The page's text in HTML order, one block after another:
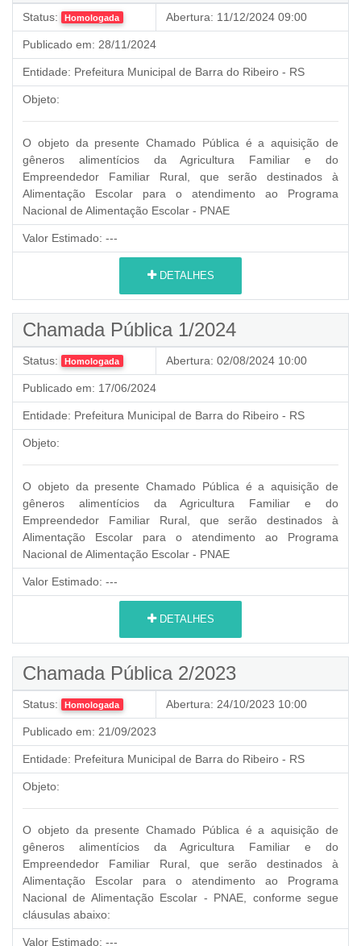
Status: Homologada Abertura: 11/12/2024 09:00
Publicado em: 28/11/2024
Entidade: Prefeitura Municipal de Barra do Ribeiro - RS
Objeto:
O objeto da presente Chamado Pública é a aquisição de
gêneros alimentícios da Agricultura Familiar e do
Empreendedor Familiar Rural,
que serão destinados à
Alimentação Escolar para o atendimento ao Programa
Nacional de Alimentação Escolar - PNAE
Valor Estimado: ---
DETALHES
Chamada Pública 1/2024
Status: Homologada Abertura: 02/08/2024 10:00
Publicado em: 17/06/2024
Entidade: Prefeitura Municipal de Barra do Ribeiro - RS
Objeto:
O objeto da presente Chamado Pública é a aquisição de
gêneros alimentícios da Agricultura Familiar e do
Empreendedor Familiar Rural,
que serão destinados à
Alimentação Escolar para o atendimento ao Programa
Nacional de Alimentação Escolar - PNAE
Valor Estimado: ---
DETALHES
Chamada Pública 2/2023
Status: Homologada Abertura: 24/10/2023 10:00
Publicado em: 21/09/2023
Entidade: Prefeitura Municipal de Barra do Ribeiro - RS
Objeto:
O objeto da presente Chamado Pública é a aquisição de
gêneros alimentícios da Agricultura Familiar e do
Empreendedor Familiar Rural,
que serão destinados à
Alimentação Escolar para o atendimento ao Programa
Nacional de Alimentação Escolar - PNAE, conforme segue
cláusulas abaixo:
Valor Estimado: ---